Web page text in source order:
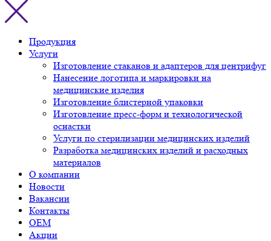
Продукция
Услуги
Изготовление стаканов и адаптеров для центрифуг
Нанесение логотипа и маркировки на
медицинские изделия
Изготовление блистерной упаковки
Изготовление пресс-форм и технологической
оснастки
Услуги по стерилизации медицинских изделий
Разработка медицинских изделий и расходных
материалов
О компании
Новости
Вакансии
Контакты
OEM
Акции